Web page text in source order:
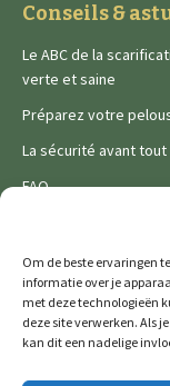
Om de beste ervaringen
informatie over je
met deze technologieën
deze site verwerken. Als
kan dit een nadelige
Conseils &
Le ABC de la
verte et saine
Préparez votre
La sécurité avant tout
FAQ
Privacy Policy
Cookies